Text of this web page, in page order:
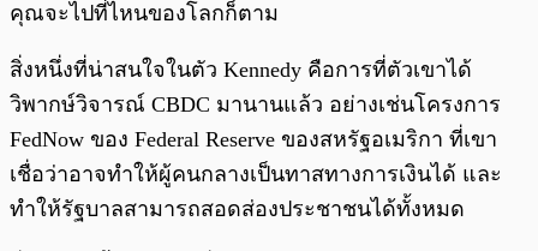
คุณจะไปที่ไหนของโลกก็ตาม
สิ่งหนึ่งที่น่าสนใจในตัว Kennedy คือการที่ตัวเขาได้
วิพากษ์วิจารณ์ CBDC มานานแล้ว อย่างเช่นโครงการ
FedNow ของ Federal Reserve ของสหรัฐอเมริกา ที่เขา
เชื่อว่าอาจทำให้ผู้คนกลางเป็นทาสทางการเงินได้ และ
ทำให้รัฐบาลสามารถสอดส่องประชาชนได้ทั้งหมด